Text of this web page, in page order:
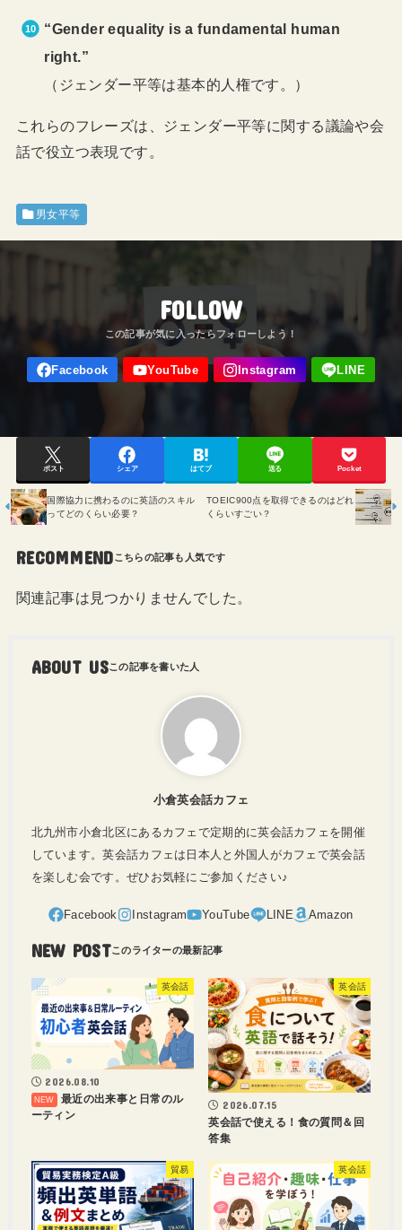
“Gender equality is a fundamental human
right.”
（ジェンダー平等は基本的人権です。）
これらのフレーズは、ジェンダー平等に関する議論や会
話で役立つ表現です。
男女平等
FOLLOW
ポスト シェア はてブ 送る Pocket
国際協力に携わるのに英語のスキル
ってどのくらい必要？
TOEIC900点を取得できるのはどれ
くらいすごい？
RECOMMEND
関連記事は見つかりませんでした。
ABOUT US
小倉英会話カフェ
北九州市小倉北区にあるカフェで定期的に英会話カフェを開催
しています。英会話カフェは日本人と外国人がカフェで英会話
を楽しむ会です。ぜひお気軽にご参加ください♪
NEW POST
英会話
2026.08.10
最近の出来事と日常のル
ーティン
英会話
2026.07.15
英会話で使える！食の質問＆回
答集
貿易 英会話